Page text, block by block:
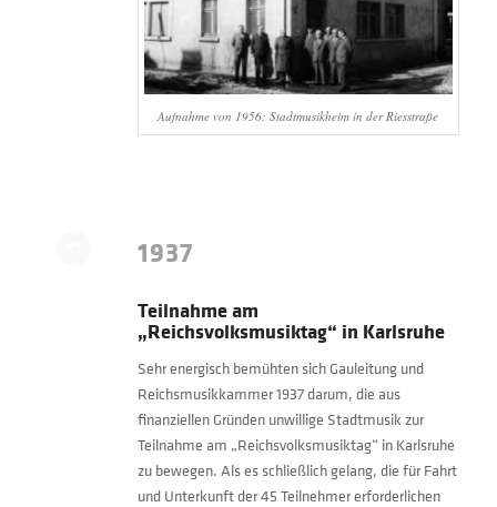
Aufnahme von 1956: Stadtmusikheim in der Riesstraße
1937
Teilnahme am
„Reichsvolksmusiktag“ in Karlsruhe
Sehr energisch bemühten sich Gauleitung und
Reichsmusikkammer 1937 darum, die aus
finanziellen Gründen unwillige Stadtmusik zur
Teilnahme am „Reichsvolksmusiktag“ in Karlsruhe
zu bewegen. Als es schließlich gelang, die für Fahrt
und Unterkunft der 45 Teilnehmer erforderlichen